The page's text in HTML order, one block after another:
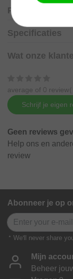
Specificaties
Wat onze
average of 0
Schrijf je eigen
Geen reviews
Help ons en
review
Abonneer je op
* We'll never share
Mijn
Beheer